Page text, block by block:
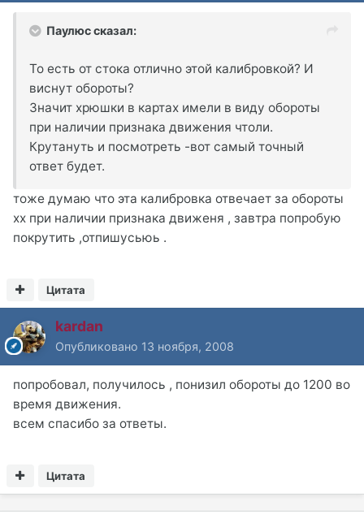
Паулюс сказал:
То есть от стока отлично этой калибровкой? И
виснут обороты?
Значит хрюшки в картах имели в виду обороты
при наличии признака движения чтоли.
Крутануть и посмотреть -вот самый точный
ответ будет.
тоже думаю что эта калибровка отвечает за обороты
хх при наличии признака движеня , завтра попробую
покрутить ,отпишусьюь .
Цитата
kardan
Опубликовано 13 ноября, 2008
попробовал, получилось , понизил обороты до 1200 во
время движения.
всем спасибо за ответы.
Цитата